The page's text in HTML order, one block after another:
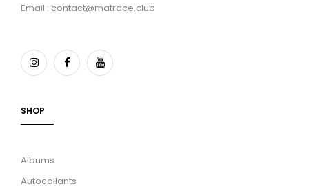
Email : contact@matrace.club
SHOP
Albums
Autocollants